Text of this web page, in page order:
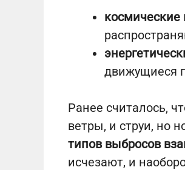
космические
движущиеся
Ранее считалось,
ветры, и струи, но
типов выбросов
исчезают, и